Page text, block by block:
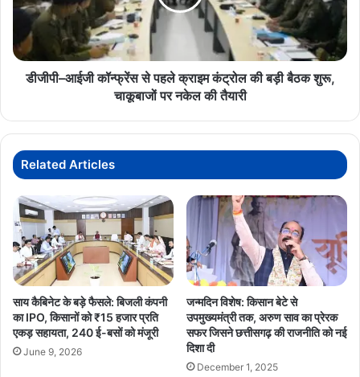
क्राइम
कंट्रोल
की
बड़ी
बैठक
की
तैयारी
डीजीपी–आईजी कॉन्फ्रेंस से पहले क्राइम कंट्रोल की बड़ी बैठक शुरू,
चाकूबाजों पर नकेल की तैयारी
Related Articles
साय कैबिनेट के बड़े फैसले: बिजली कंपनी
का IPO, किसानों को ₹15 हजार प्रति
एकड़ सहायता, 240 ई-बसों को मंजूरी
June 9, 2026
जन्मदिन विशेष: किसान बेटे से
उपमुख्यमंत्री तक, अरुण साव का प्रेरक
सफर जिसने छत्तीसगढ़ की राजनीति को नई
दिशा दी
December 1, 2025